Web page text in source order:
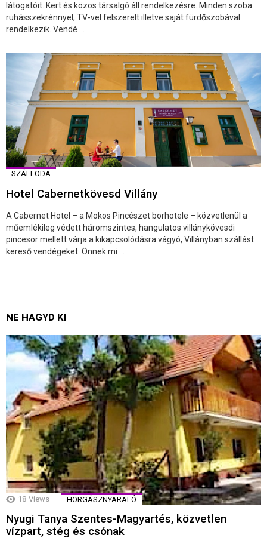
látogatóit. Kert és közös társalgó áll rendelkezésre. Minden szoba
ruhásszekrénnyel, TV-vel felszerelt illetve saját fürdőszobával
rendelkezik. Vendé ...
SZÁLLODA
Hotel Cabernetkövesd Villány
A Cabernet Hotel – a Mokos Pincészet borhotele – közvetlenül a
műemlékileg védett háromszintes, hangulatos villánykövesdi
pincesor mellett várja a kikapcsolódásra vágyó, Villányban szállást
kereső vendégeket. Önnek mi ...
NE HAGYD KI
18 Views HORGÁSZNYARALÓ
Nyugi Tanya Szentes-Magyartés, közvetlen
vízpart, stég és csónak